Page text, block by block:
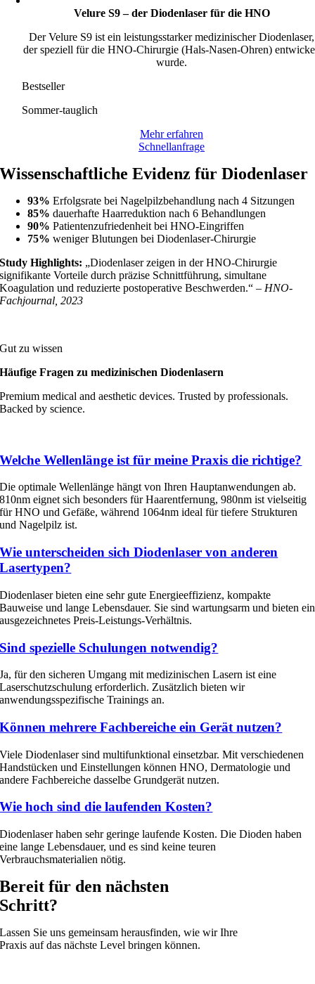
Velure S9 – der Diodenlaser für die HNO
Der Velure S9 ist ein leistungsstarker medizinischer Diodenlaser,
der speziell für die HNO-Chirurgie (Hals-Nasen-Ohren)
wurde.
Bestseller
Sommer-tauglich
Mehr erfahren
Schnellanfrage
Wissenschaftliche Evidenz für Diodenlaser
93% Erfolgsrate bei Nagelpilzbehandlung nach 4 Sitzungen
85% dauerhafte Haarreduktion nach 6 Behandlungen
90% Patientenzufriedenheit bei HNO-Eingriffen
75% weniger Blutungen bei Diodenlaser-Chirurgie
Study Highlights: „Diodenlaser zeigen in der HNO-Chirurgie
signifikante Vorteile durch präzise Schnittführung, simultane
Koagulation und reduzierte postoperative Beschwerden.“– HNO-
Fachjournal, 2023
Gut zu wissen
Häufige Fragen zu medizinischen Diodenlasern
Premium medical and aesthetic devices. Trusted by professionals.
Backed by science.
Welche Wellenlänge ist für meine Praxis die richtige?
Die optimale Wellenlänge hängt von Ihren Hauptanwendungen ab.
810nm eignet sich besonders für Haarentfernung, 980nm ist vielseitig
für HNO und Gefäße, während 1064nm ideal für tiefere Strukturen
und Nagelpilz ist.
Wie unterscheiden sich Diodenlaser von anderen
Lasertypen?
Diodenlaser bieten eine sehr gute Energieeffizienz, kompakte
Bauweise und lange Lebensdauer. Sie sind wartungsarm und bieten ein
ausgezeichnetes Preis-Leistungs-Verhältnis.
Sind spezielle Schulungen notwendig?
Ja, für den sicheren Umgang mit medizinischen Lasern ist eine
Laserschutzschulung erforderlich. Zusätzlich bieten wir
anwendungsspezifische Trainings an.
Können mehrere Fachbereiche ein Gerät nutzen?
Viele Diodenlaser sind multifunktional einsetzbar. Mit verschiedenen
Handstücken und Einstellungen können HNO, Dermatologie und
andere Fachbereiche dasselbe Grundgerät nutzen.
Wie hoch sind die laufenden Kosten?
Diodenlaser haben sehr geringe laufende Kosten. Die Dioden haben
eine lange Lebensdauer, und es sind keine teuren
Verbrauchsmaterialien nötig.
Bereit für den nächsten
Schritt?
Lassen Sie uns gemeinsam herausfinden, wie wir Ihre
Praxis auf das nächste Level bringen können.